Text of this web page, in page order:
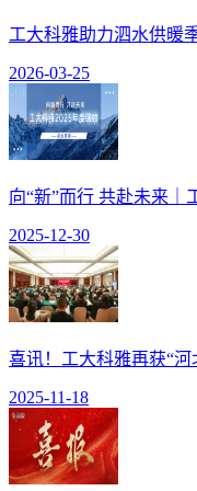
工大科雅助力泗水供暖
2026-03-25
向“新”而行 共赴未来｜
2025-12-30
喜讯！工大科雅再获“
2025-11-18